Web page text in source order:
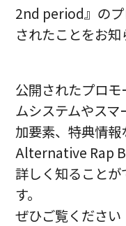
2nd period』のプ
されたことをお知
公開されたプロ
ムシステムやス
加要素、特典情
Alternative Rap
詳しく知ることが
す。
ぜひご覧ください